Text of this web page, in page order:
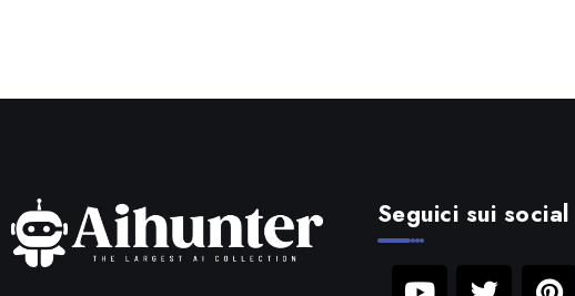
Seguici sui social